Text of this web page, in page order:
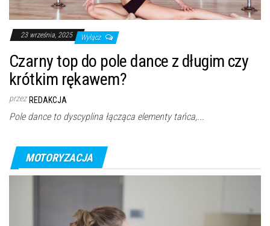
23 września, 2025 Wyłącz
Czarny top do pole dance z długim czy
krótkim rękawem?
przez REDAKCJA
Pole dance to dyscyplina łącząca elementy tańca,...
MOTORYZACJA